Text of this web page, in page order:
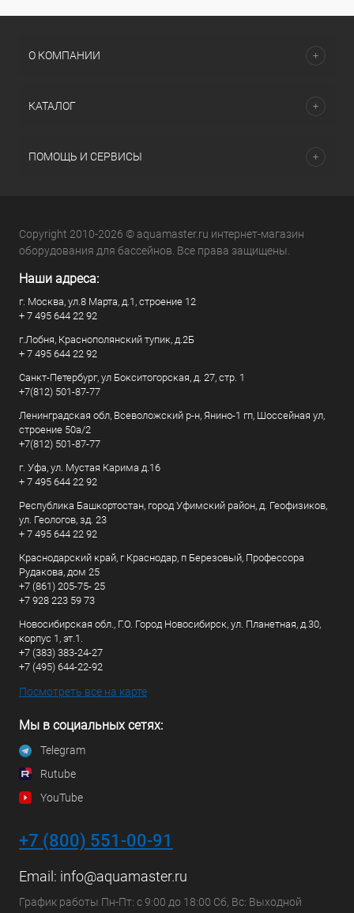
О КОМПАНИИ
КАТАЛОГ
ПОМОЩЬ И СЕРВИСЫ
Copyright 2010-2026 © aquamaster.ru интернет-магазин
оборудования для бассейнов. Все права защищены.
Наши адреса:
г. Москва, ул.8 Марта, д.1, строение 12
+ 7 495 644 22 92
г.Лобня, Краснополянский тупик, д.2Б
+ 7 495 644 22 92
Санкт-Петербург, ул Бокситогорская, д. 27, стр. 1
+7(812) 501-87-77
Ленинградская обл, Всеволожский р-н, Янино-1 гп, Шоссейная ул,
строение 50а/2
+7(812) 501-87-77
г. Уфа, ул. Мустая Карима д.16
+ 7 495 644 22 92
Республика Башкортостан, город Уфимский район, д. Геофизиков,
ул. Геологов, зд. 23
+ 7 495 644 22 92
Краснодарский край, г Краснодар, п Березовый, Профессора
Рудакова, дом 25
+7 (861) 205-75- 25
+7 928 223 59 73
Новосибирская обл., Г.О. Город Новосибирск, ул. Планетная, д.30,
корпус 1, эт.1.
+7 (383) 383-24-27
+7 (495) 644-22-92
Посмотреть все на карте
Мы в социальных сетях:
Telegram
Rutube
YouTube
+7 (800) 551-00-91
Email: info@aquamaster.ru
График работы Пн-Пт: с 9:00 до 18:00 Сб, Вс: Выходной